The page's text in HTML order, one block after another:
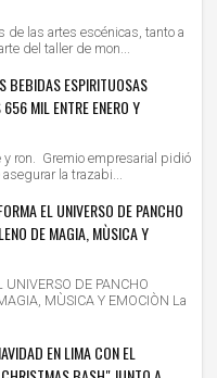
de las artes escénicas, tanto a
del taller de mon...
BEBIDAS ESPIRITUOSAS
MIL ENTRE ENERO Y
y ron. Gremio empresarial pidió
la trazabi...
EL UNIVERSO DE PANCHO
DE MAGIA, MÙSICA Y
DE PANCHO
MÙSICA Y EMOCIÒN La
EN LIMA CON EL